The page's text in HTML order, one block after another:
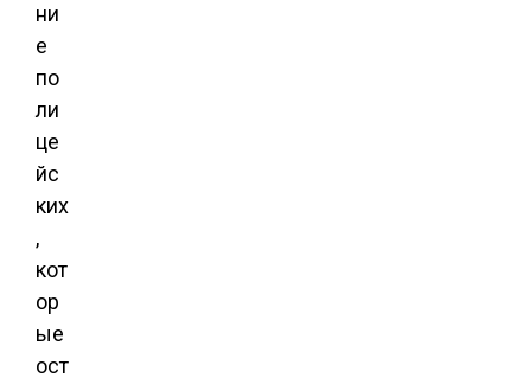
ни
е
по
ли
це
йс
ких
,
кот
ор
ые
ост